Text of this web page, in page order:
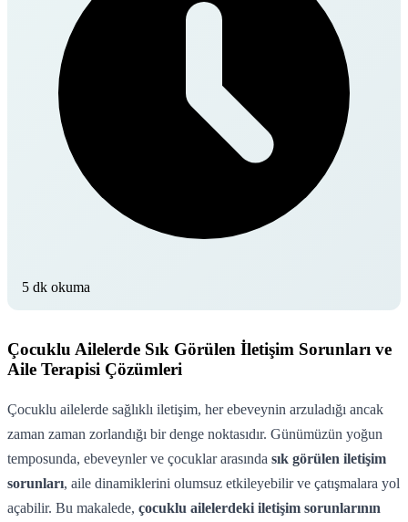
5 dk okuma
Çocuklu Ailelerde Sık Görülen İletişim Sorunları ve
Aile Terapisi Çözümleri
Çocuklu ailelerde sağlıklı iletişim, her ebeveynin arzuladığı ancak
zaman zaman zorlandığı bir denge noktasıdır. Günümüzün yoğun
temposunda, ebeveynler ve çocuklar arasında sık görülen iletişim
sorunları, aile dinamiklerini olumsuz etkileyebilir ve çatışmalara yol
açabilir. Bu makalede, çocuklu ailelerdeki iletişim sorunlarının